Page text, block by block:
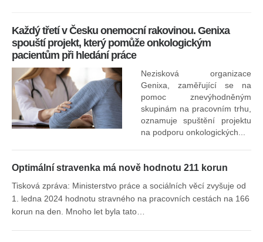
Každý třetí v Česku onemocní rakovinou. Genixa
spouští projekt, který pomůže onkologickým
pacientům při hledání práce
Nezisková organizace
Genixa, zaměřující se na
pomoc znevýhodněným
skupinám na pracovním trhu,
oznamuje spuštění projektu
na podporu onkologických...
Optimální stravenka má nově hodnotu 211 korun
Tisková zpráva: Ministerstvo práce a sociálních věcí zvyšuje od
1. ledna 2024 hodnotu stravného na pracovních cestách na 166
korun na den. Mnoho let byla tato…